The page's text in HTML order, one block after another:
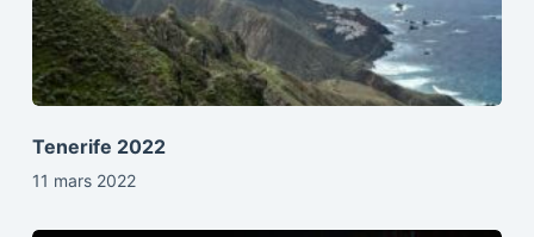
Tenerife 2022
11 mars 2022